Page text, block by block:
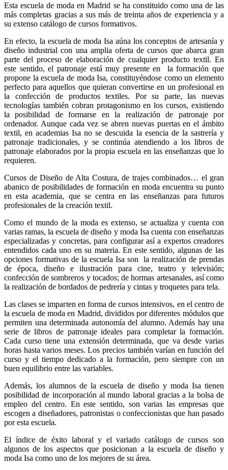
Estaescuela de moda en Madrid se ha constituido como una de las
más completas gracias a sus más de treinta años de experiencia y a
su extenso catálogo de cursos formativos.
En efecto, la escuela de moda Isa aúna los conceptos de artesanía y
diseño industrial con una amplia oferta de cursos que abarca gran
parte del proceso de elaboración de cualquier producto textil. En
este sentido, el patronajeestá muy presente en la formación que
propone la escuela de moda Isa, constituyéndose como un elemento
perfecto para aquellos que quieran convertirse en un profesional en
la confección de productos textiles. Por su parte, las nuevas
tecnologías también cobran protagonismo en los cursos, existiendo
la posibilidad de formarse en la realización de patronaje por
ordenador. Aunque cada vez se abren nuevas puertas en el ámbito
textil, en academias Isa no se descuida la esencia de la sastrería y
patronaje tradicionales, y se continúa atendiendo a los libros de
patronaje elaborados por la propia escuela en las enseñanzas que lo
requieren.
Cursos de Diseño de Alta Costura, de trajes combinados… el gran
abanico de posibilidades de formación en moda encuentra su punto
en esta academia, que se centra en las enseñanzas para futuros
profesionales de la creación textil.
Como el mundo de la moda es extenso, se actualiza y cuenta con
varias ramas, laescuela de diseño y moda Isa cuenta con enseñanzas
especializadas y concretas, para configurar así a expertos creadores
entendidos cada uno en su materia. En este sentido, algunas de las
opciones formativas de la escuela Isa son la realización de prendas
de época, diseño e ilustración para cine, teatro y televisión;
confección de sombreros y tocados; de hormas artesanales, así como
la realización de bordados de pedrería y cintas y troquetes para tela.
Las clases se imparten en forma de cursos intensivos, en el centro de
la escuela de moda en Madrid, divididos por diferentes módulos que
permiten una determinada autonomía del alumno. Además hay una
serie delibros de patronajeideales para completar la formación.
Cada curso tiene una extensión determinada, que va desde varias
horas hasta varios meses. Los precios también varían en función del
curso y el tiempo dedicado a la formación, pero siempre con un
buen equilibrio entre las variables.
Además, los alumnos de la escuela de diseño y moda Isa tienen
posibilidad de incorporación al mundo laboral gracias a la bolsa de
empleo del centro. En este sentido, son varias las empresas que
escogen a diseñadores, patronistas o confeccionistas que han pasado
por esta escuela.
El índice de éxito laboral y el variado catálogo de cursos son
algunos de los aspectos que posicionan a la escuela de diseño y
moda Isa como uno de los mejores de su área.